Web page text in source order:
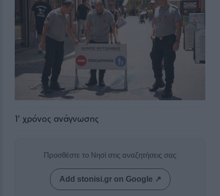
1' χρόνος ανάγνωσης
Προσθέστε το Νησί στις αναζητήσεις σας
Add stonisi.gr on Google ↗